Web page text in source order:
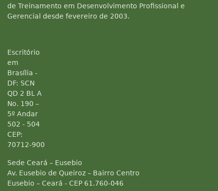
de Treinamento em Desenvolvimento Profissional e
Gerencial desde fevereiro de 2003.
Escritório
em
Brasília -
DF: SCN
QD 2 BL A
No. 190 –
5º Andar
502 - 504
CEP:
70712-900
Sede Ceará – Eusebio
Av. Eusebio de Queiroz – Bairro Centro
Eusebio – Ceará - CEP 61.760-046